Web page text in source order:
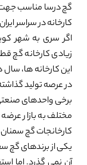
گچ درسا مناسب
کارخانه در سراسر
اگر سری به شهر
زیادی کارخانه گچ
این کارخانه ها،
در عرصه تولید
برخی واحدهای
مختلف به بازار
کارخانجات گچ
یکی از برندهای گچ